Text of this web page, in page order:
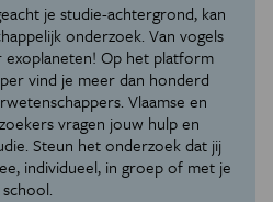
je studie-achtergrond, kan
onderzoek. Van vogels
Op het platform
vind je meer dan honderd
Vlaamse en
vragen jouw hulp en
Steun het onderzoek dat jij
individueel, in groep of met je
school.